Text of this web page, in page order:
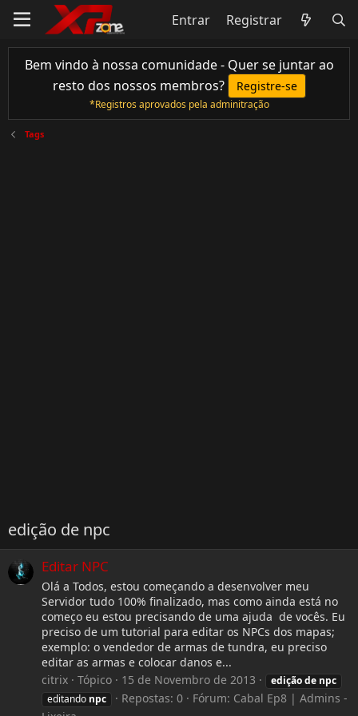
Entrar Registrar
Bem vindo à nossa comunidade - Quer se juntar ao
resto dos nossos membros?
Registre-se
*Registros aprovados pela adminitração
Tags
edição de npc
Editar NPC
Olá a Todos, estou começando a desenvolver meu
Servidor tudo 100% finalizado, mas como ainda está no
começo eu estou precisando de uma ajuda de vocês. Eu
preciso de um tutorial para editar os NPCs dos mapas;
exemplo: o vendedor de armas de tundra, eu preciso
editar as armas e colocar danos e...
citrix
Tópico 15 de Novembro de 2013 ediçãode npc
editando npc Repostas: 0 Fórum: Cabal Ep8 | Admins -